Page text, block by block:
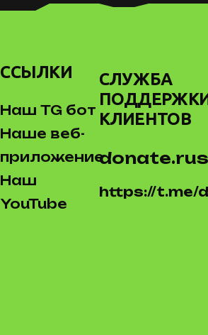
ССЫЛКИ
Наш TG бот
Наше веб-
приложение
Наш
YouTube
СЛУЖБА
КЛИЕНТОВ
https://t.me/